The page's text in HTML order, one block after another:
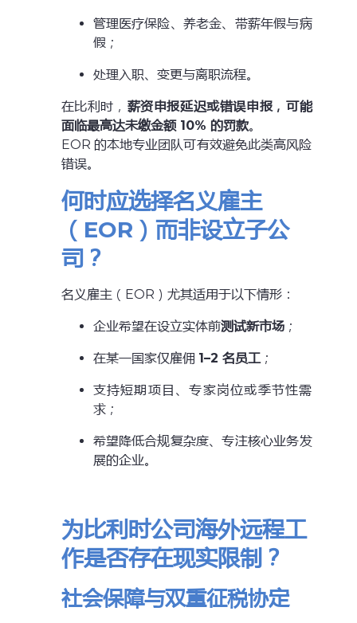
管理医疗保险、养老金、带薪年假与病
假；
处理入职、变更与离职流程。
在比利时， 薪资申报延迟或错误申报，可能
面临最高达未缴金额 10% 的罚款。
EOR 的本地专业团队可有效避免此类高风险
错误。
何时应选择名义雇主
（EOR）而非设立子公
司？
名义雇主（EOR）尤其适用于以下情形：
企业希望在设立实体前测试新市场；
在某一国家仅雇佣 1–2 名员工；
支持短期项目、专家岗位或季节性需
求；
希望降低合规复杂度、专注核心业务发
展的企业。
为比利时公司海外远程工
作是否存在现实限制？
社会保障与双重征税协定